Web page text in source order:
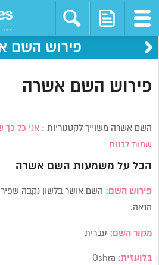
פירוש השם
פירוש השם אשרה
השם אשרה משוייך לקטגוריות :אני כל כך
שמות לבנות
הכל על משמעות השם אשרה
פירוש השם: השם אושר בלשון נקבה
הנאה.
מקור השם: עברית
בלועזית: